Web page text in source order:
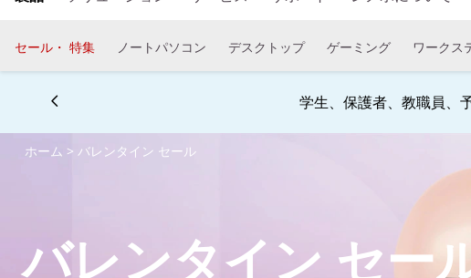
イ
セ
コ
ン
る
セール・ 特集 ノートパソコン デスクトップ ゲーミング ワークス
学生、保護者、教職員、
ホーム > バレンタイン セール
バレンタイン セー